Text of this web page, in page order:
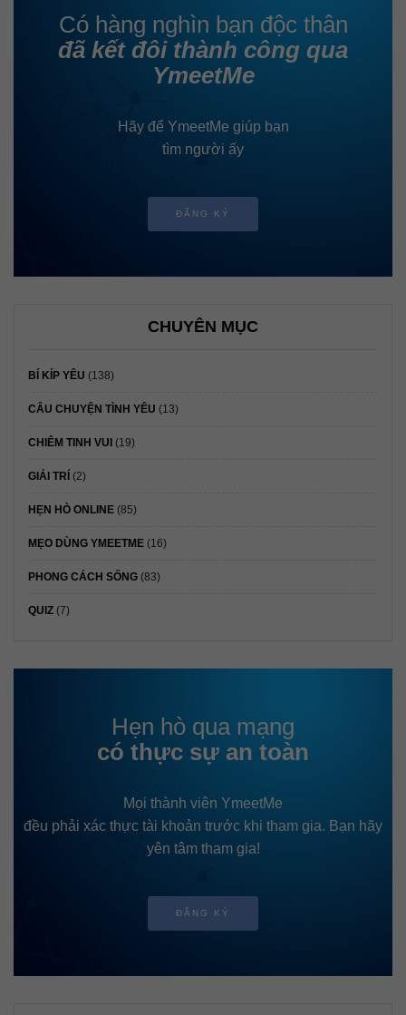
Có hàng nghìn bạn độc thân
đã kết đôi thành công qua
YmeetMe
Hãy để YmeetMe giúp bạn
tìm người ấy
ĐĂNG KÝ
CHUYÊN MỤC
BÍ KÍP YÊU (138)
CÂU CHUYỆN TÌNH YÊU (13)
CHIÊM TINH VUI (19)
GIẢI TRÍ (2)
HẸN HÒ ONLINE (85)
MẸO DÙNG YMEETME (16)
PHONG CÁCH SỐNG (83)
QUIZ (7)
Hẹn hò qua mạng
có thực sự an toàn
Mọi thành viên YmeetMe
đều phải xác thực tài khoản trước khi tham gia. Bạn hãy
yên tâm tham gia!
ĐĂNG KÝ